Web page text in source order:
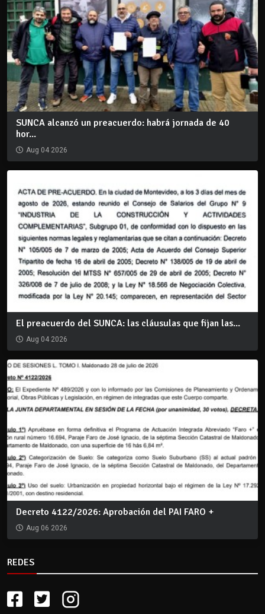
SUNCA alcanzó un preacuerdo: habrá jornada de 40
hor...
Aug 04 2026
El preacuerdo del SUNCA: las cláusulas que fijan las...
Aug 04 2026
Decreto 4122/2026: Aprobación del PAI FARO +
Aug 06 2026
REDES